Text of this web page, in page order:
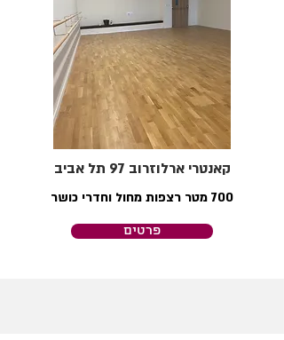
קאנטרי ארלוזרוב 97 תל אביב
700 מטר רצפות מחול וחדרי כושר
פרטים